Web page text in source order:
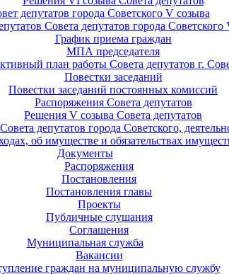
депутатов города Советского V созыва
Совета депутатов города Советского
График приема граждан
МПА председателя
план работы Совета депутатов г.
Повестки заседаний
Повестки заседаний постоянных комиссий
Распоряжения Совета депутатов
Решения V созыва Совета депутатов
депутатов города Советского,
об имуществе и обязательствах
Документы
Распоряжения
Постановления
Постановления главы
Проекты
Публичные слушания
Соглашения
Муниципальная служба
Вакансии
граждан на муниципальную службу